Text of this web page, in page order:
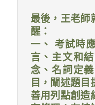
最後，王老師
醒：
一、 考試時
言、主文和
念、名詞定
目，闡述題目
善用列點創造